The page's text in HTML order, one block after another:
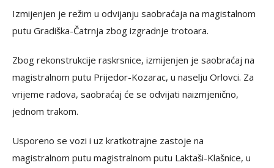
Izmijenjen je režim u odvijanju saobraćaja na magistalnom
putu Gradiška-Čatrnja zbog izgradnje trotoara.
Zbog rekonstrukcije raskrsnice, izmijenjen je saobraćaj na
magistralnom putu Prijedor-Kozarac, u naselju Orlovci. Za
vrijeme radova, saobraćaj će se odvijati naizmjenično,
jednom trakom.
Usporeno se vozi i uz kratkotrajne zastoje na
magistralnom putu magistralnom putu Laktaši-Klašnice, u